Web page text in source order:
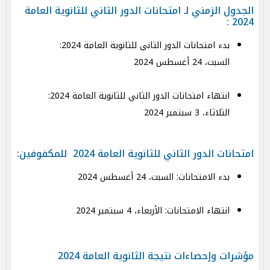
الجدول الزمني لـ امتحانات الدور الثاني للثانوية العامة
2024 :
بدء امتحانات الدور الثاني للثانوية العامة 2024:
السبت، 24 أغسطس 2024
انتهاء امتحانات الدور الثاني للثانوية العامة 2024:
الثلاثاء، 3 سبتمبر 2024
امتحانات الدور الثاني للثانوية العامة 2024 للمكفوفين:
بدء الامتحانات: السبت، 24 أغسطس 2024
انتهاء الامتحانات: الأربعاء، 4 سبتمبر 2024
مؤشرات وإحصاءات نتيجة الثانوية العامة 2024